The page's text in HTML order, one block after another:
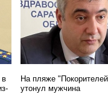
в
На пляже
утонул мужчина